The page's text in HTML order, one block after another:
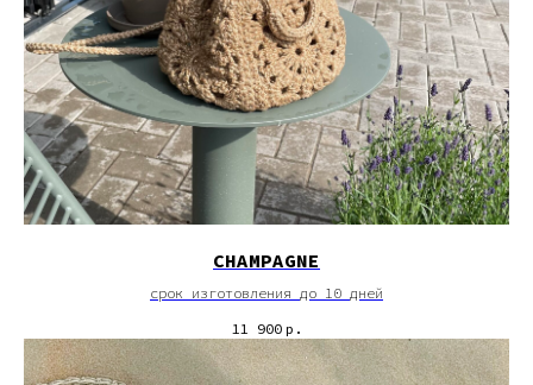
CHAMPAGNE
срок изготовления до 10 дней
11 900 р.